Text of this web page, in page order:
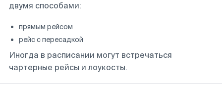
двумя способами:
прямым рейсом
рейс с пересадкой
Иногда в расписании могут встречаться
чартерные рейсы и лоукосты.